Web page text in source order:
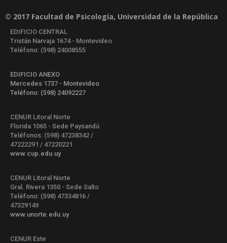
© 2017 Facultad de Psicología, Universidad de la República
EDIFICIO CENTRAL
Tristán Narvaja 1674 - Montevideo
Teléfono: (598) 24008555
EDIFICIO ANEXO
Mercedes 1737 - Montevideo
Teléfono: (598) 24092227
CENUR Litoral Norte
Florida 1065 - Sede Paysandú
Teléfonos: (598) 47238342 /
47222291 / 47220221
www.cup.edu.uy
CENUR Litoral Norte
Gral. Rivera 1350 - Sede Salto
Teléfono: (598) 47334816 /
47329149
www.unorte.edu.uy
CENUR Este